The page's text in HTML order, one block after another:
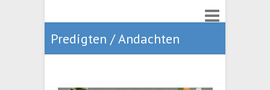
Predigten / Andachten